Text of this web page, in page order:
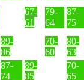
67-
61
79-
64
87-
75
89-
86
70-
60
80-
63
87-
74
89-
85
70-
65